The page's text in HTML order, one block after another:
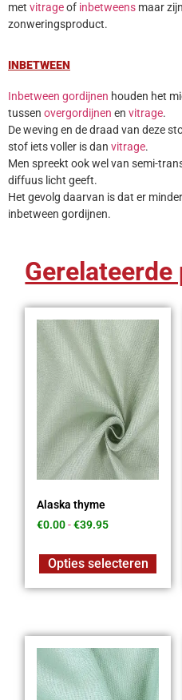
met vitrageof inbetweens maar
zonweringsproduct.
INBETWEEN
Inbetween gordijnen houden het
tussen overgordijnen en vitrage.
De weving en de draad van deze
stof iets voller is dan vitrage.
Men spreekt ook wel van semi-
diffuus licht geeft.
Het gevolg daarvan is dat er
inbetween gordijnen.
Alaska thyme
€0.00 - €39.95
Opties selecteren